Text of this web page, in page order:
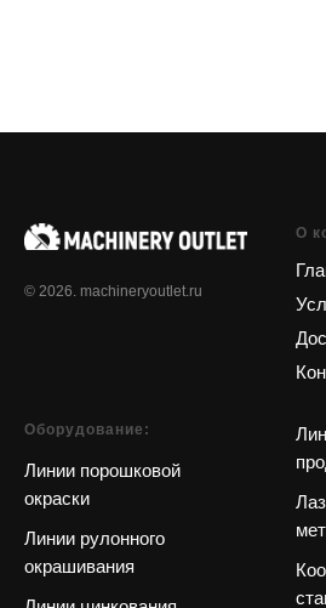
© 2026. machineryoutlet.ru
О
Оборудование:
Линии порошковой
окраски
Линии рулонного
окрашивания